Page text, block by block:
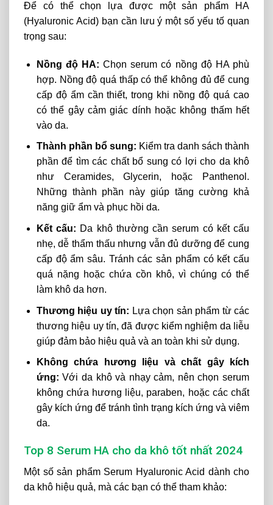
Để có thể chọn lựa được một sản phẩm HA
(Hyaluronic Acid) bạn cần lưu ý một số yếu tố quan
trọng sau:
Nồng độ HA: Chọn serum có nồng độ HA phù
hợp. Nồng độ quá thấp có thể không đủ để cung
cấp độ ẩm cần thiết, trong khi nồng độ quá cao
có thể gây cảm giác dính hoặc không thấm hết
vào da.
Thành phần bổ sung: Kiểm tra danh sách thành
phần để tìm các chất bổ sung có lợi cho da khô
như Ceramides, Glycerin, hoặc Panthenol.
Những thành phần này giúp tăng cường khả
năng giữ ẩm và phục hồi da.
Kết cấu: Da khô thường cần serum có kết cấu
nhẹ, dễ thẩm thấu nhưng vẫn đủ dưỡng để cung
cấp độ ẩm sâu. Tránh các sản phẩm có kết cấu
quá nặng hoặc chứa cồn khô, vì chúng có thể
làm khô da hơn.
Thương hiệu uy tín: Lựa chọn sản phẩm từ các
thương hiệu uy tín, đã được kiểm nghiệm da liễu
giúp đảm bảo hiệu quả và an toàn khi sử dụng.
Không chứa hương liệu và chất gây kích
ứng: Với da khô và nhạy cảm, nên chọn serum
không chứa hương liệu, paraben, hoặc các chất
gây kích ứng để tránh tình trạng kích ứng và viêm
da.
Top 8 Serum HA cho da khô tốt nhất 2024
Một số sản phẩm Serum Hyaluronic Acid dành cho
da khô hiệu quả, mà các bạn có thể tham khảo: